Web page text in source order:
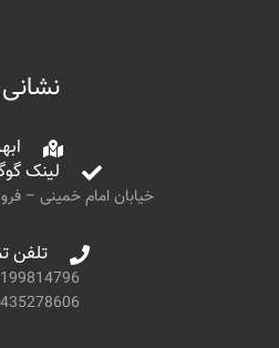
نشانی
لینک
خیابان امام خمینی –
تلفن